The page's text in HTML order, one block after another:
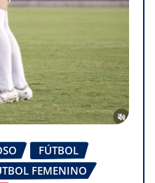
FÚTBOL
FEMENINO